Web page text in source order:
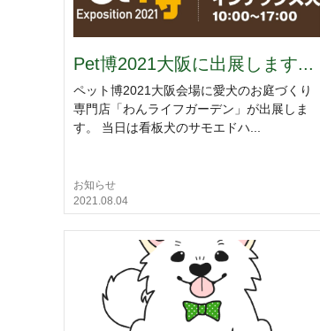
Pet博2021大阪に出展します...
ペット博2021大阪会場に愛犬のお庭づくり
専門店「わんライフガーデン」が出展しま
す。 当日は看板犬のサモエドハ...
お知らせ
2021.08.04